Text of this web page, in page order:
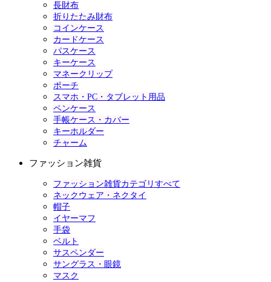
長財布
折りたたみ財布
コインケース
カードケース
パスケース
キーケース
マネークリップ
ポーチ
スマホ・PC・タブレット用品
ペンケース
手帳ケース・カバー
キーホルダー
チャーム
ファッション雑貨
ファッション雑貨カテゴリすべて
ネックウェア・ネクタイ
帽子
イヤーマフ
手袋
ベルト
サスペンダー
サングラス・眼鏡
マスク